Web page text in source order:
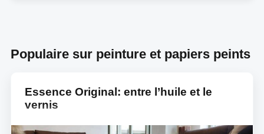
Populaire sur peinture et papiers peints
Essence Original: entre l’huile et le
vernis